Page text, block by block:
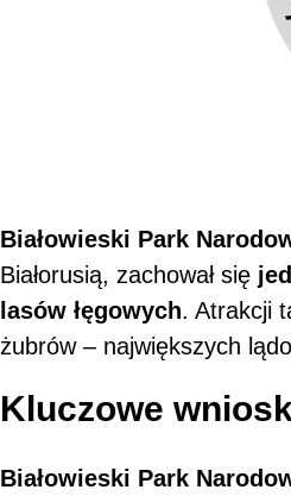
Białowieski Park
Białorusią, zachował się
lasów łęgowych. Atrakcji
żubrów – największych
Kluczowe
Białowieski Park